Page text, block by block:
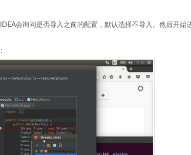
会询问是否导入之前的配置，默认选择不导入。然后开始